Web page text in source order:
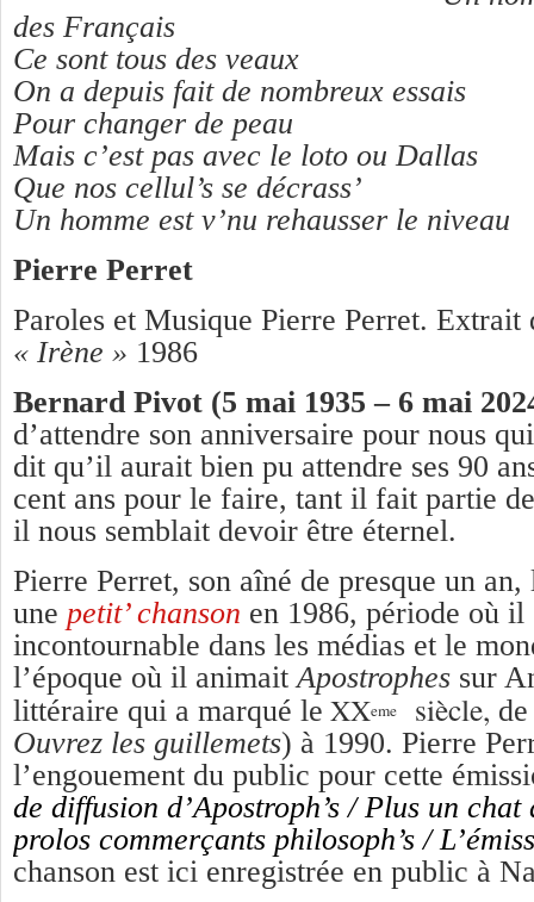
des Français
Ce sont tous des veaux
On a depuis fait de nombreux essais
Pour changer de peau
Mais c’est pas avec le loto ou Dallas
Que nos cellul’s se décrass’
Un homme est v’nu rehausser le niveau
Pierre Perret
Paroles et Musique Pierre Perret. Extrait
« Irène » 1986
Bernard Pivot (5 mai 1935 – 6 mai
d’attendre son anniversaire pour nous
dit qu’il aurait bien pu attendre ses 90
cent ans pour le faire, tant il fait partie
il nous semblait devoir être éternel.
Pierre Perret, son aîné de presque un
une petit’ chanson en 1986, période où il
incontournable dans les médias et le
l’époque où il animait Apostrophes sur
littéraire qui a marqué le XXemesiècle,
Ouvrez les guillemets) à 1990. Pierre
l’engouement du public pour cette
de diffusion d’Apostroph’s / Plus un
prolos commerçants philosoph’s /
chanson est ici enregistrée en public à